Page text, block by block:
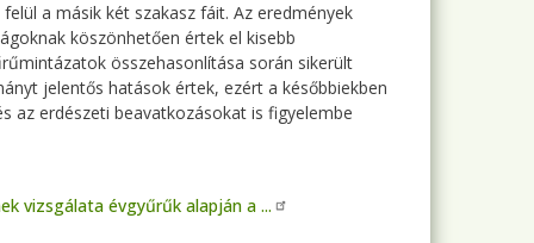
a másik két szakasz fáit. Az eredmények
köszönhetően értek el kisebb
összehasonlítása során sikerült
jelentős hatások értek, ezért a későbbiekben
az erdészeti beavatkozásokat is figyelembe
vizsgálata évgyűrűk alapján a ...